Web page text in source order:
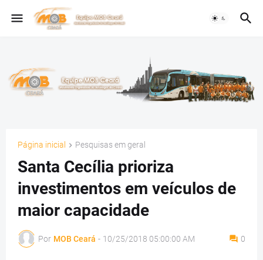
Página inicial Pesquisas em geral
Santa Cecília prioriza
investimentos em veículos de
maior capacidade
Por MOB Ceará - 10/25/2018 05:00:00 AM 0